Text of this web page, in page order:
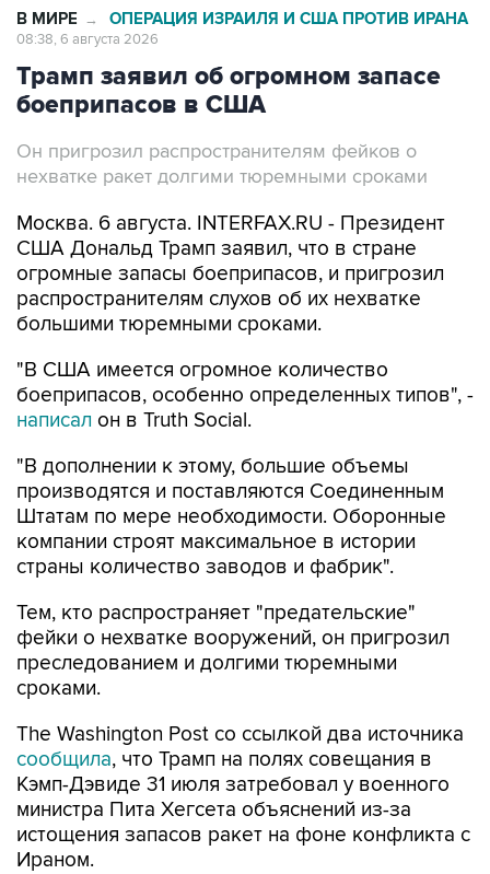
В МИРЕ → ОПЕРАЦИЯ ИЗРАИЛЯ И США ПРОТИВ ИРАНА
08:38, 6 августа 2026
Трамп заявил об огромном запасе
боеприпасов в США
Он пригрозил распространителям фейков о
нехватке ракет долгими тюремными сроками
Москва. 6 августа. INTERFAX.RU - Президент
США Дональд Трамп заявил, что в стране
огромные запасы боеприпасов, и пригрозил
распространителям слухов об их нехватке
большими тюремными сроками.
"В США имеется огромное количество
боеприпасов, особенно определенных типов", -
написал он в Truth Social.
"В дополнении к этому, большие объемы
производятся и поставляются Соединенным
Штатам по мере необходимости. Оборонные
компании строят максимальное в истории
страны количество заводов и фабрик".
Тем, кто распространяет "предательские"
фейки о нехватке вооружений, он пригрозил
преследованием и долгими тюремными
сроками.
The Washington Post со ссылкой два источника
сообщила, что Трамп на полях совещания в
Кэмп-Дэвиде 31 июля затребовал у военного
министра Пита Хегсета объяснений из-за
истощения запасов ракет на фоне конфликта с
Ираном.